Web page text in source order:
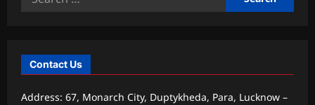
Contact Us
Address: 67, Monarch City, Duptykheda, Para, Lucknow –